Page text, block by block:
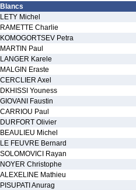
Blancs
LETY Michel
RAMETTE Charlie
KOMOGORTSEV Petra
MARTIN Paul
LANGER Karele
MALGIN Eraste
CERCLIER Axel
DKHISSI Youness
GIOVANI Faustin
CARRIOU Paul
DURFORT Olivier
BEAULIEU Michel
LE FEUVRE Bernard
SOLOMOVICI Rayan
NOYER Christophe
ALEXELINE Mathieu
PISUPATI Anurag